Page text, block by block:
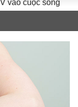
sống Hướng